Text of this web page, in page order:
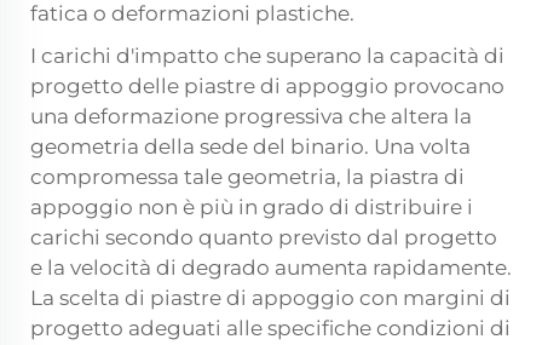
fatica o deformazioni plastiche.
I carichi d'impatto che superano la capacità di
progetto delle piastre di appoggio provocano
una deformazione progressiva che altera la
geometria della sede del binario. Una volta
compromessa tale geometria, la piastra di
appoggio non è più in grado di distribuire i
carichi secondo quanto previsto dal progetto
e la velocità di degrado aumenta rapidamente.
La scelta di piastre di appoggio con margini di
progetto adeguati alle specifiche condizioni di